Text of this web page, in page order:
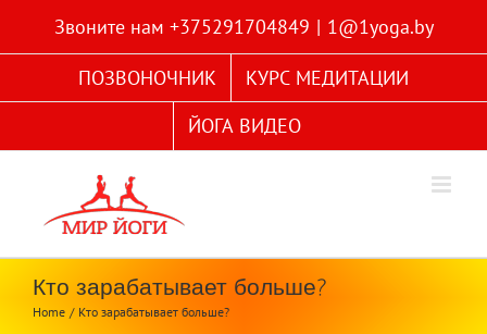
content
Звоните нам +375291704849 | 1@1yoga.by
ПОЗВОНОЧНИК
КУРС МЕДИТАЦИИ
ЙОГА ВИДЕО
Кто зарабатывает больше?
Home Кто зарабатывает больше?